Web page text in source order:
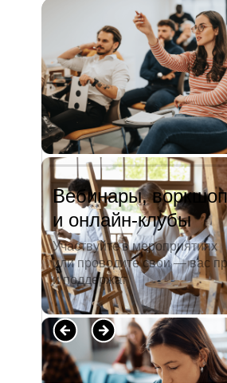
Вебинары,
и онлайн-клубы
Участвуйте в мероприятиях
или проводите свои — вас
и поддержат
педагогический университет,
преподавать в школу.
5 лет, я поняла, что нужно
Читать полностью →